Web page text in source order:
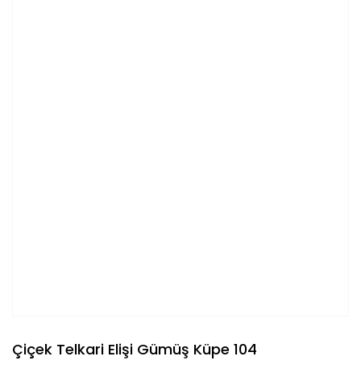
Çiçek Telkari Elişi Gümüş Küpe 104